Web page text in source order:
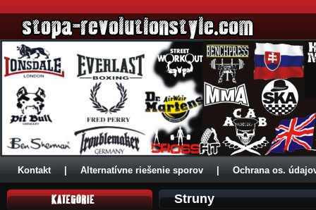
Kontakt Alternatívne riešenie sporov Ochrana os.
Struny